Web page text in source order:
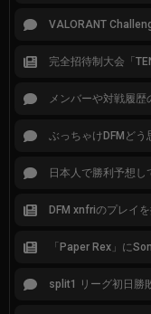
メンバーや対戦履歴
ぶっちゃけDFMどう
日本人で勝利予想し
「Paper Rex」に
split1 リーグ初日勝